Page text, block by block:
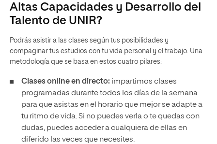
Altas Capacidades y Desarrollo del
Talento de UNIR?
Podrás asistir a las clases según tus posibilidades y
compaginar tus estudios con tu vida personal y el trabajo. Una
metodología que se basa en estos cuatro pilares:
Clases online en directo: impartimos clases
programadas durante todos los días de la semana
para que asistas en el horario que mejor se adapte a
tu ritmo de vida. Si no puedes verla o te quedas con
dudas, puedes acceder a cualquiera de ellas en
diferido las veces que necesites.